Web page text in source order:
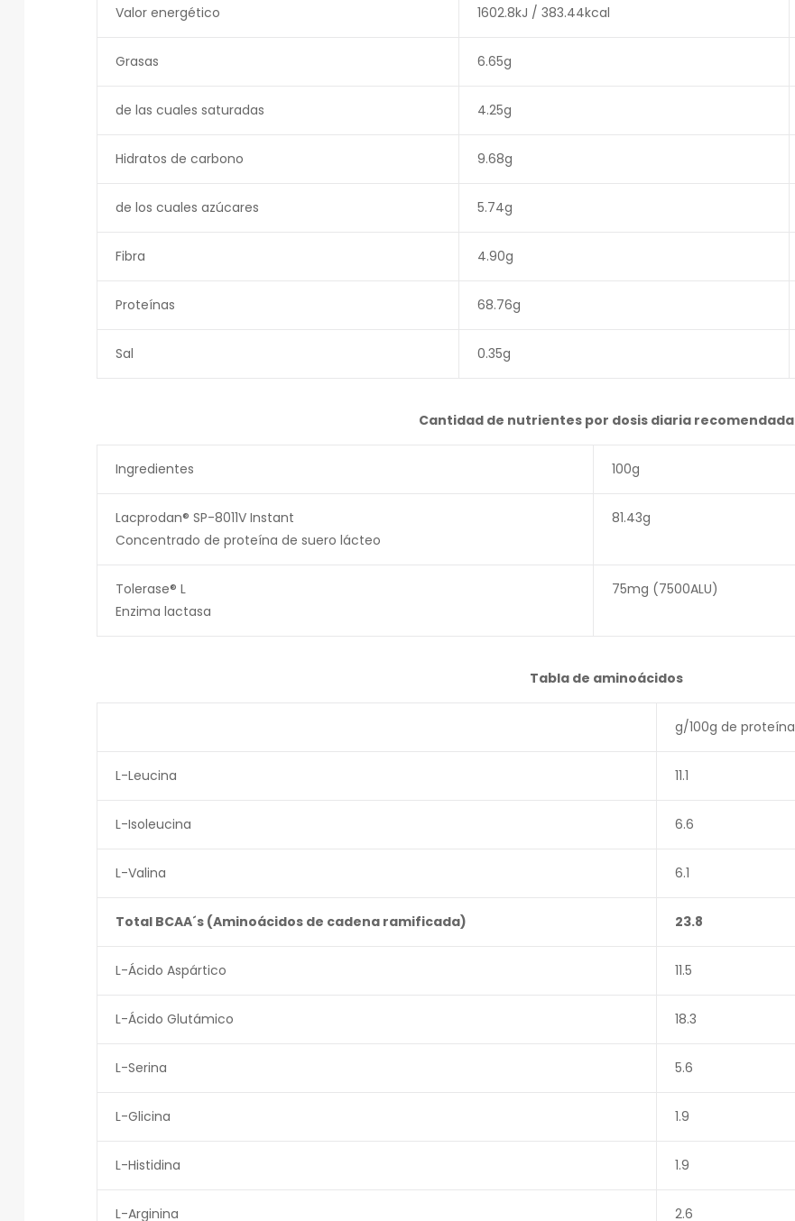
Valor energético 1602.8kJ / 383.44kcal
Grasas 6.65g
de las cuales saturadas 4.25g
Hidratos de carbono 9.68g
de los cuales azúcares 5.74g
Fibra 4.90g
Proteínas 68.76g
Sal 0.35g
Cantidad de nutrientes por dosis diaria recomendada
Ingredientes 100g
Lacprodan® SP-8011V Instant
Concentrado de proteína de suero lácteo
81.43g
Tolerase® L
Enzima lactasa
75mg (7500ALU)
Tabla de aminoácidos
g/100g de proteína
L-Leucina 11.1
L-Isoleucina 6.6
L-Valina 6.1
Total BCAA´s (Aminoácidos de cadena ramificada) 23.8
L-Ácido Aspártico 11.5
L-Ácido Glutámico 18.3
L-Serina 5.6
L-Glicina 1.9
L-Histidina 1.9
L-Arginina 2.6